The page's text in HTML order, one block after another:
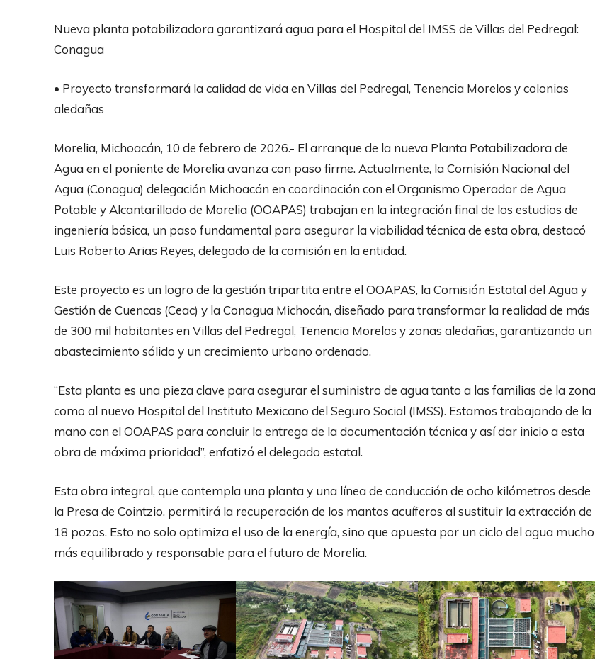
Nueva planta potabilizadora garantizará agua para el Hospital del IMSS de Villas del Pedregal:
Conagua
• Proyecto transformará la calidad de vida en Villas del Pedregal, Tenencia Morelos y colonias
aledañas
Morelia, Michoacán, 10 de febrero de 2026.- El arranque de la nueva Planta Potabilizadora de
Agua en el poniente de Morelia avanza con paso firme. Actualmente, la Comisión Nacional del
Agua (Conagua) delegación Michoacán en coordinación con el Organismo Operador de Agua
Potable y Alcantarillado de Morelia (OOAPAS) trabajan en la integración final de los estudios de
ingeniería básica, un paso fundamental para asegurar la viabilidad técnica de esta obra, destacó
Luis Roberto Arias Reyes, delegado de la comisión en la entidad.
Este proyecto es un logro de la gestión tripartita entre el OOAPAS, la Comisión Estatal del Agua y
Gestión de Cuencas (Ceac) y la Conagua Michocán, diseñado para transformar la realidad de más
de 300 mil habitantes en Villas del Pedregal, Tenencia Morelos y zonas aledañas, garantizando un
abastecimiento sólido y un crecimiento urbano ordenado.
“Esta planta es una pieza clave para asegurar el suministro de agua tanto a las familias de la zona
como al nuevo Hospital del Instituto Mexicano del Seguro Social (IMSS). Estamos trabajando de la
mano con el OOAPAS para concluir la entrega de la documentación técnica y así dar inicio a esta
obra de máxima prioridad”, enfatizó el delegado estatal.
Esta obra integral, que contempla una planta y una línea de conducción de ocho kilómetros desde
la Presa de Cointzio, permitirá la recuperación de los mantos acuíferos al sustituir la extracción de
18 pozos. Esto no solo optimiza el uso de la energía, sino que apuesta por un ciclo del agua mucho
más equilibrado y responsable para el futuro de Morelia.